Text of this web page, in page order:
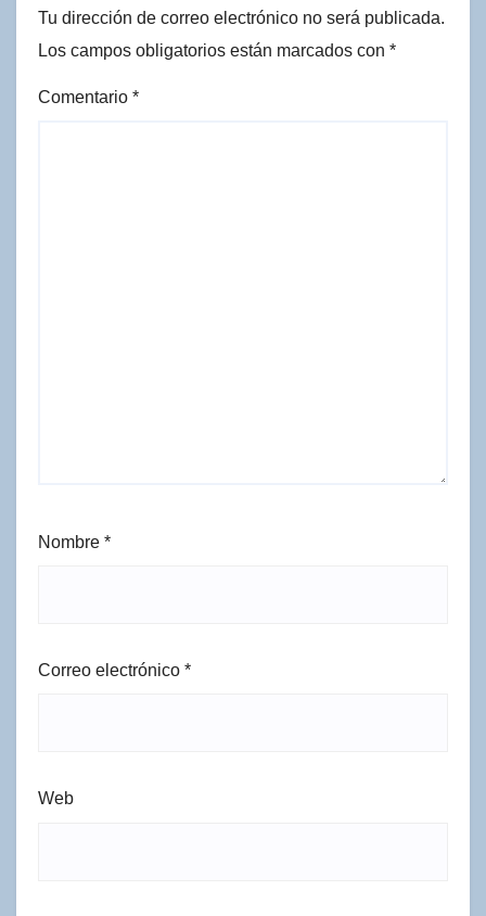
Tu dirección de correo electrónico no será publicada.
Los campos obligatorios están marcados con *
Comentario *
Nombre *
Correo electrónico *
Web